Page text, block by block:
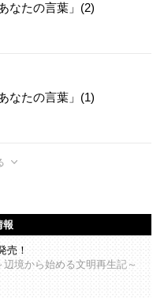
なたの言葉」(2)
なたの言葉」(1)
報
売！
境から始める文明再生記～